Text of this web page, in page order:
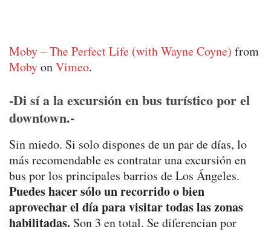
Moby – The Perfect Life (with Wayne Coyne) from
MobyonVimeo.
-Di sí a la excursión en bus turístico por el
downtown.-
Sin miedo. Si solo dispones de un par de días, lo
más recomendable es contratar una excursión en
bus por los principales barrios de Los Ángeles.
Puedes hacer sólo un recorrido o bien
aprovechar el día para visitar todas las zonas
habilitadas. Son 3 en total. Se diferencian por